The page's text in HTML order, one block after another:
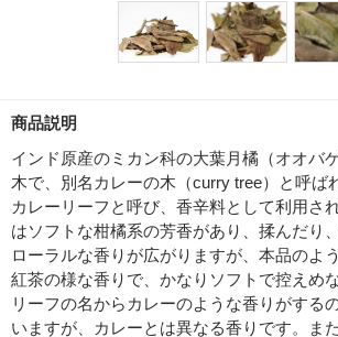
商品説明
インド原産のミカン科の大葉月橘（オオバ
木で、別名カレーの木（curry tree）と呼ば
カレーリーフと呼び、香辛料として利用さ
はソフトな柑橘系の芳香があり、揉んだり
ローラルな香りが広がりますが、本品のよ
紅茶の様な香りで、かなりソフトで控えめ
リーフの名からカレーのような香りがする
いますが、カレーとは異なる香りです。ま